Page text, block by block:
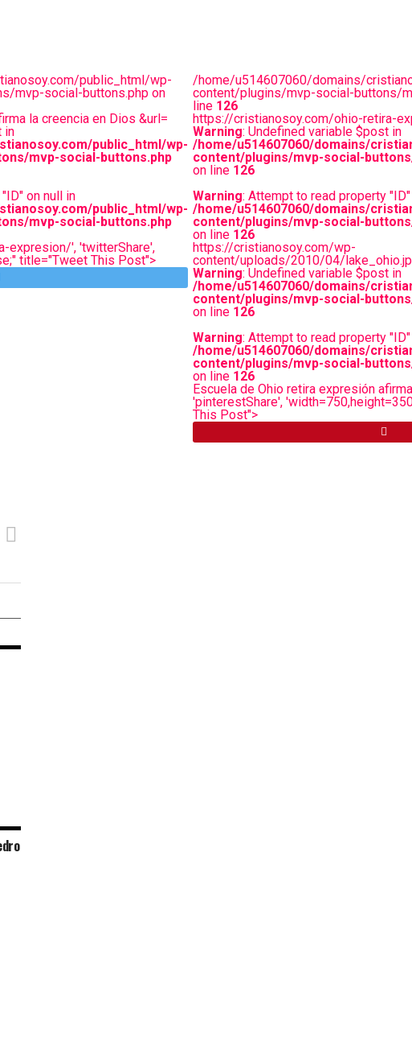
public_html/wp-
mvp-social-buttons.php on
la creencia en Dios &url=
in
public_html/wp-
mvp-social-buttons.php
on null in
public_html/wp-
mvp-social-buttons.php
expresion/', 'twitterShare',
title="Tweet This Post">
/home/u514607060/domains/
content/plugins/mvp-social-buttons/
line 126
https://cristianosoy.com/ohio-retira-
Warning: Undefined variable $post in
/home/u514607060/domains/
content/plugins/mvp-social-
on line 126
Warning: Attempt to read property
/home/u514607060/domains/
content/plugins/mvp-social-
on line 126
https://cristianosoy.com/wp-
content/uploads/2010/04/
Warning: Undefined variable $post in
/home/u514607060/domains/
content/plugins/mvp-social-
on line 126
Warning: Attempt to read property
/home/u514607060/domains/
content/plugins/mvp-social-
on line 126
Escuela de Ohio retira expresión
'pinterestShare',
This Post">